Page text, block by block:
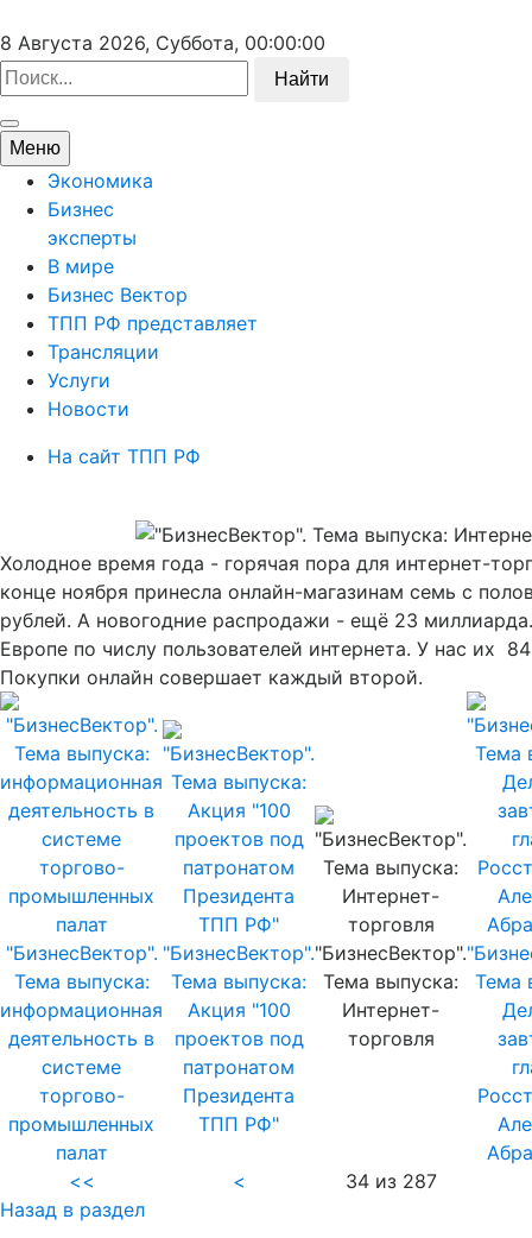
8 Августа 2026, Суббота, 00:00:00
Найти
Меню
Экономика
Бизнес
эксперты
В мире
Бизнес Вектор
ТПП РФ представляет
Трансляции
Услуги
Новости
На сайт ТПП РФ
Холодное время года - горячая пора для интернет-
конце ноября принесла онлайн-магазинам семь с
рублей. А новогодние распродажи - ещё 23
Европе по числу пользователей интернета. У нас их
Покупки онлайн совершает каждый второй.
"БизнесВектор".
Тема выпуска:
информационная
деятельность в
системе
торгово-
промышленных
палат
"БизнесВектор".
Тема выпуска:
Акция "100
проектов под
патронатом
Президента
ТПП РФ"
"БизнесВектор".
Тема выпуска:
Интернет-
торговля
Тема
<<
<
34 из 287
Назад в раздел